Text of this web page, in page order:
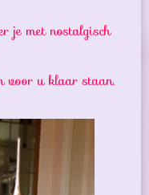
je met nostalgisch
voor u klaar staan.